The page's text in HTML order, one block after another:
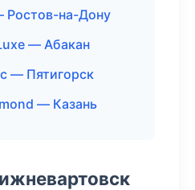
Ростов-на-Дону
— Абакан
— Пятигорск
— Казань